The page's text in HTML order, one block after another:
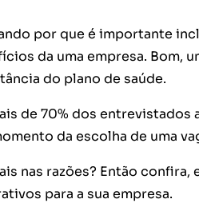
por que é importante
da uma empresa. Bom,
do plano de saúde.
de 70% dos entrevistados
da escolha de uma
nas razões? Então
para a sua empresa.